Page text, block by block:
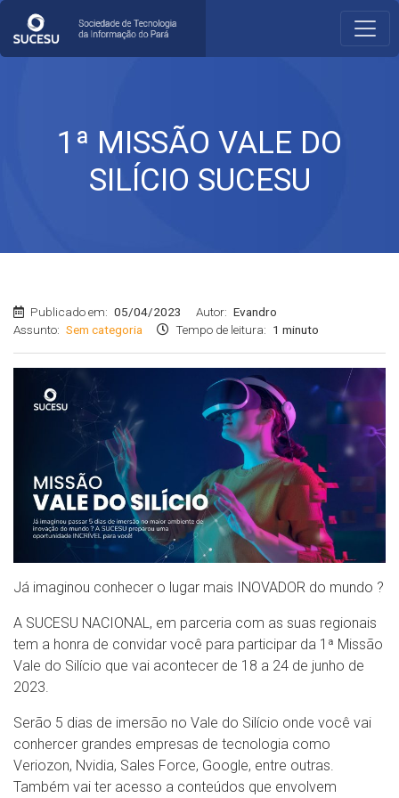
1ª MISSÃO VALE DO
SILÍCIO SUCESU
Publicado em: 05/04/2023 Autor: Evandro
Assunto: Sem categoria Tempo de leitura: 1 minuto
Já imaginou conhecer o lugar mais INOVADOR do mundo ?
A SUCESU NACIONAL, em parceria com as suas regionais
tem a honra de convidar você para participar da 1ª Missão
Vale do Silício que vai acontecer de 18 a 24 de junho de
2023.
Serão 5 dias de imersão no Vale do Silício onde você vai
conhercer grandes empresas de tecnologia como
Veriozon, Nvidia, Sales Force, Google, entre outras.
Também vai ter acesso a conteúdos que envolvem